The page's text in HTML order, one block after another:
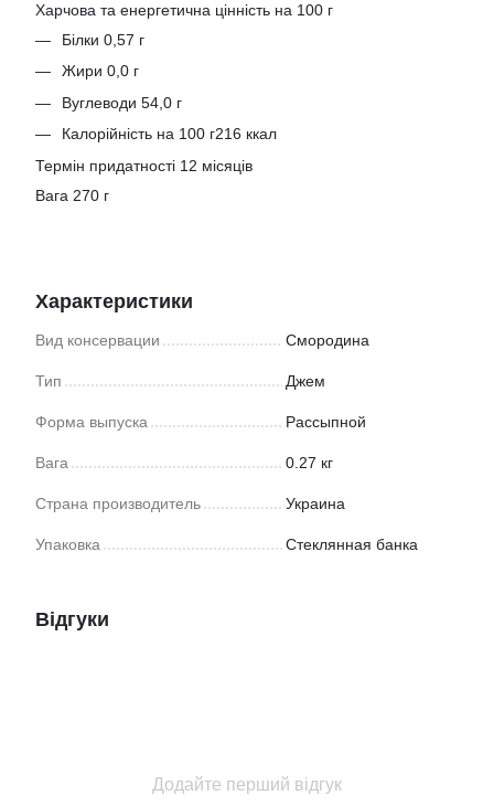
Харчова та енергетична цінність на 100 г
Білки 0,57 г
Жири 0,0 г
Вуглеводи 54,0 г
Калорійність на 100 г216 ккал
Термін придатності 12 місяців
Вага 270 г
Характеристики
Вид консервации Смородина
Тип Джем
Форма выпуска Рассыпной
Вага 0.27 кг
Страна производитель Украина
Упаковка Стеклянная банка
Відгуки
Додайте перший відгук